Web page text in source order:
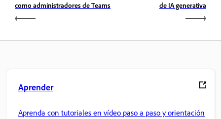
como administradores de Teams
de IA generativa
Aprender
Aprenda con tutoriales en vídeo paso a paso y orientación